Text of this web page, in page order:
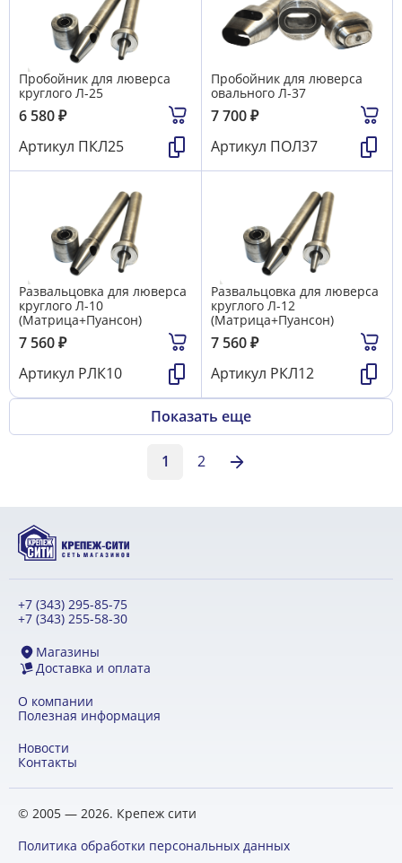
Пробойник для люверса
круглого Л-25
6 580₽
Артикул ПКЛ25
Пробойник для люверса
овального Л-37
7 700₽
Артикул ПОЛ37
Развальцовка для люверса
круглого Л-10
(Матрица+Пуансон)
7 560₽
Артикул РЛК10
Развальцовка для люверса
круглого Л-12
(Матрица+Пуансон)
7 560₽
Артикул РКЛ12
Показать еще
1 2
+7 (343) 295-85-75
+7 (343) 255-58-30
Магазины
Доставка и оплата
О компании
Полезная информация
Новости
Контакты
© 2005 — 2026. Крепеж сити
Политика обработки персональных данных